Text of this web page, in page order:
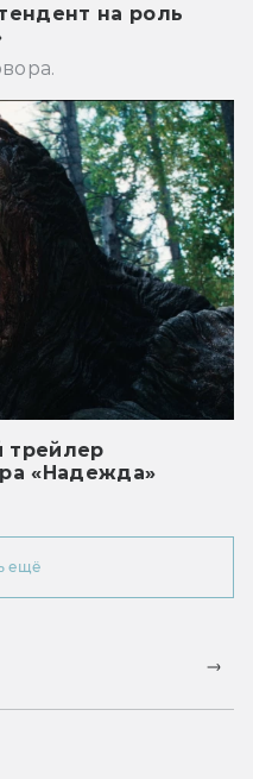
на роль
трейлер
«Надежда»
ещё